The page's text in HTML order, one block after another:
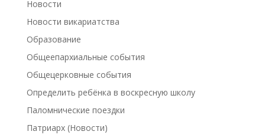
Новости
Новости викариатства
Образование
Общеепархиальные события
Общецерковные события
Определить ребёнка в воскресную школу
Паломнические поездки
Патриарх (Новости)